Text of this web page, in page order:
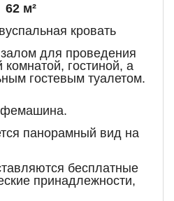
м²
кровать
для проведения
гостиной, а
гостевым туалетом.
панорамный вид на
бесплатные
принадлежности,